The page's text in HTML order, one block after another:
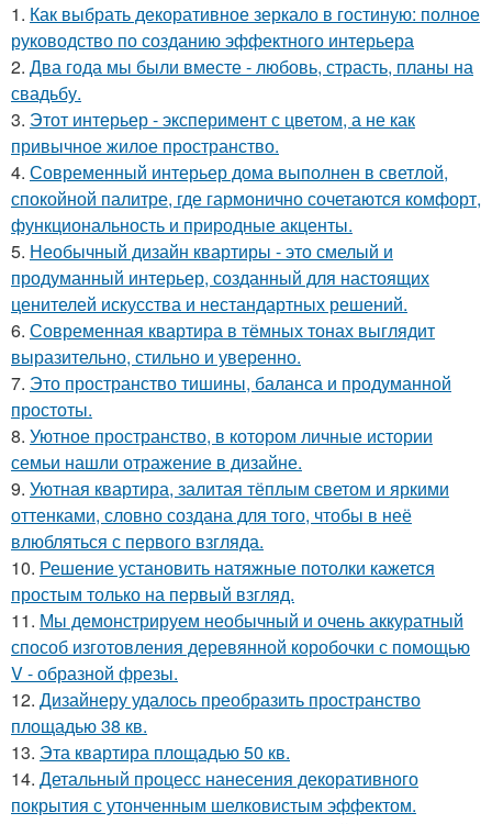
1. Как выбрать декоративное зеркало в гостиную: полное
руководство по созданию эффектного интерьера
2. Два года мы были вместе - любовь, страсть, планы на
свадьбу.
3. Этот интерьер - эксперимент с цветом, а не как
привычное жилое пространство.
4. Современный интерьер дома выполнен в светлой,
спокойной палитре, где гармонично сочетаются комфорт,
функциональность и природные акценты.
5. Необычный дизайн квартиры - это смелый и
продуманный интерьер, созданный для настоящих
ценителей искусства и нестандартных решений.
6. Современная квартира в тёмных тонах выглядит
выразительно, стильно и уверенно.
7. Это пространство тишины, баланса и продуманной
простоты.
8. Уютное пространство, в котором личные истории
семьи нашли отражение в дизайне.
9. Уютная квартира, залитая тёплым светом и яркими
оттенками, словно создана для того, чтобы в неё
влюбляться с первого взгляда.
10. Решение установить натяжные потолки кажется
простым только на первый взгляд.
11. Мы демонстрируем необычный и очень аккуратный
способ изготовления деревянной коробочки с помощью
V - образной фрезы.
12. Дизайнеру удалось преобразить пространство
площадью 38 кв.
13. Эта квартира площадью 50 кв.
14. Детальный процесс нанесения декоративного
покрытия с утонченным шелковистым эффектом.